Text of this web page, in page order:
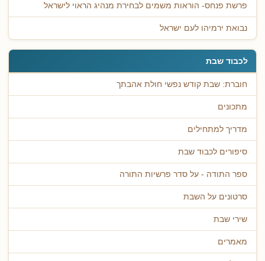
פרשת פנחס- הוראות משמים לבחירת מנהיג הראוי לישראל
נבואת ירמיהו לעם ישראל
לכבוד שבת
חוברת: שבת קודש נפשי חולת אהבתך
מתכונים
מדריך למתחילים
סיפורים לכבוד שבת
ספר התודה - על סדר פרשיות התורה
סרטונים על השבת
שירי שבת
מאמרים